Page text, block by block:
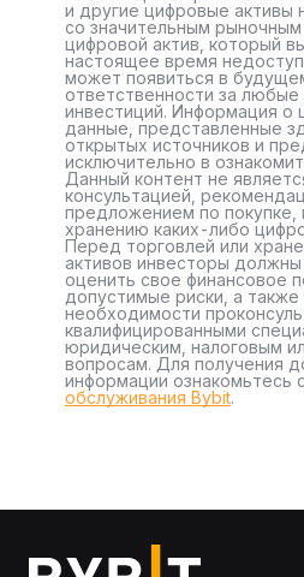
и другие цифровые активы
со значительным рыночным
цифровой актив, который
настоящее время
может появиться в
ответственности за любые
инвестиций. Информация о
данные, представленные
открытых источников и
исключительно в
Данный контент не
консультацией,
предложением по покупке,
хранению каких-либо
Перед торговлей или
активов инвесторы
оценить свое финансовое
допустимые риски, а также
необходимости
квалифицированными
юридическим, налоговым
вопросам. Для получения
информации ознакомьтесь с
обслуживания Bybit.